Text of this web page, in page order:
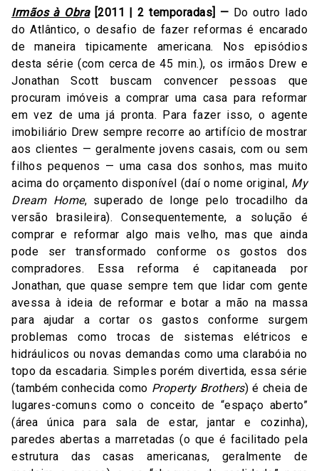
Irmãos à Obra[2011 | 2 temporadas] — Do outro lado
do Atlântico, o desafio de fazer reformas é encarado
de maneira tipicamente americana. Nos episódios
desta série (com cerca de 45 min.), os irmãos Drew e
Jonathan Scott buscam convencer pessoas que
procuram imóveis a comprar uma casa para reformar
em vez de uma já pronta. Para fazer isso, o agente
imobiliário Drew sempre recorre ao artifício de mostrar
aos clientes — geralmente jovens casais, com ou sem
filhos pequenos — uma casa dos sonhos, mas muito
acima do orçamento disponível (daí o nome original, My
Dream Home, superado de longe pelo trocadilho da
versão brasileira). Consequentemente, a solução é
comprar e reformar algo mais velho, mas que ainda
pode ser transformado conforme os gostos dos
compradores. Essa reforma é capitaneada por
Jonathan, que quase sempre tem que lidar com gente
avessa à ideia de reformar e botar a mão na massa
para ajudar a cortar os gastos conforme surgem
problemas como trocas de sistemas elétricos e
hidráulicos ou novas demandas como uma clarabóia no
topo da escadaria. Simples porém divertida, essa série
(também conhecida como Property Brothers) é cheia de
lugares-comuns como o conceito de “espaço aberto”
(área única para sala de estar, jantar e cozinha),
paredes abertas a marretadas (o que é facilitado pela
estrutura das casas americanas, geralmente de